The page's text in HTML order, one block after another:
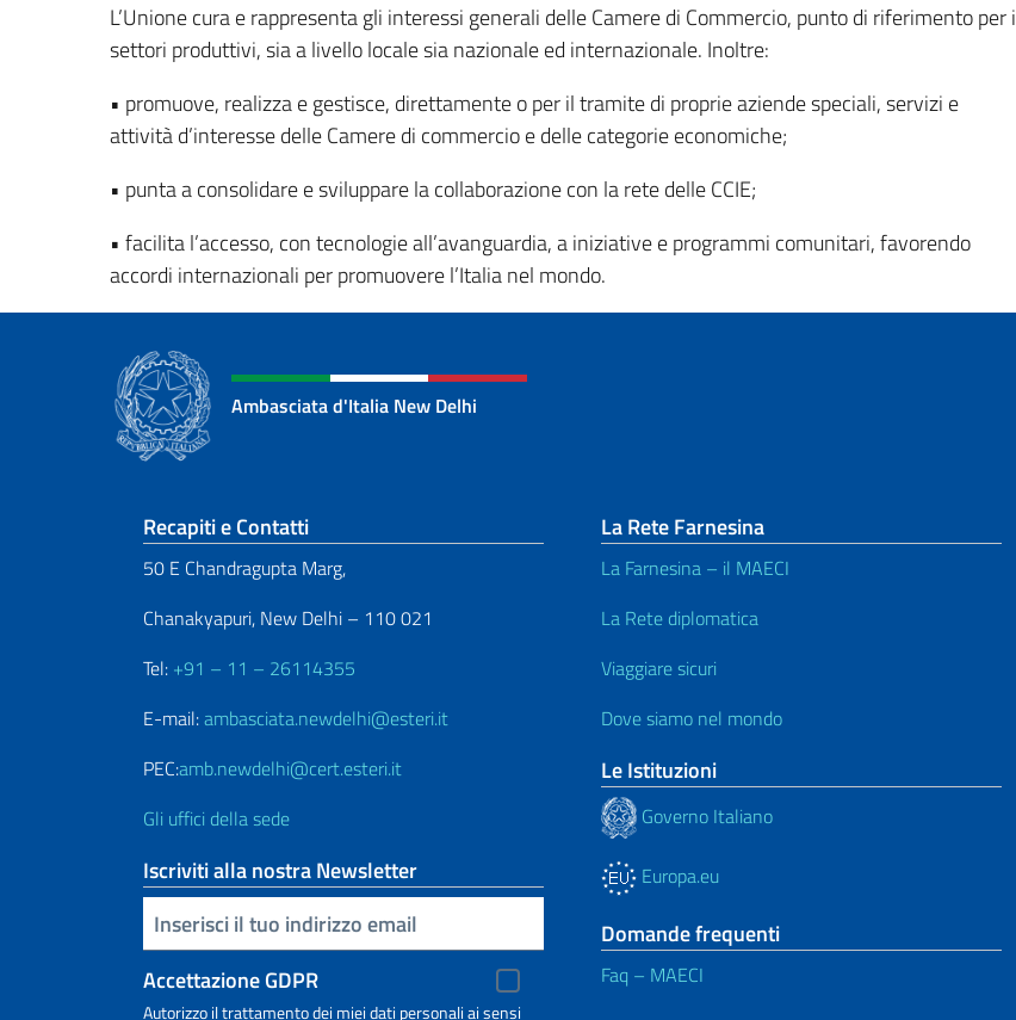
L’Unione cura e rappresenta gli interessi generali delle Camere di Commercio, punto di riferimento per i
settori produttivi, sia a livello locale sia nazionale ed internazionale. Inoltre:
• promuove, realizza e gestisce, direttamente o per il tramite di proprie aziende speciali, servizi e
attività d’interesse delle Camere di commercio e delle categorie economiche;
• punta a consolidare e sviluppare la collaborazione con la rete delle CCIE;
• facilita l’accesso, con tecnologie all’avanguardia, a iniziative e programmi comunitari, favorendo
accordi internazionali per promuovere l’Italia nel mondo.
Ambasciata d'Italia New Delhi
Sezione footer
Recapiti e Contatti
50 E Chandragupta Marg,
Chanakyapuri, New Delhi – 110 021
Tel: +91 – 11 – 26114355
E-mail:ambasciata.newdelhi@esteri.it
PEC:amb.newdelhi@cert.esteri.it
Gli uffici della sede
Iscriviti alla nostra Newsletter
Inserisci la tua email
Accettazione GDPR
Autorizzo il trattamento dei miei dati personali ai sensi
La Rete Farnesina
La Farnesina – il MAECI
La Rete diplomatica
Viaggiare sicuri
Dove siamo nel mondo
Le Istituzioni
Governo Italiano
Europa.eu
Domande frequenti
Faq – MAECI